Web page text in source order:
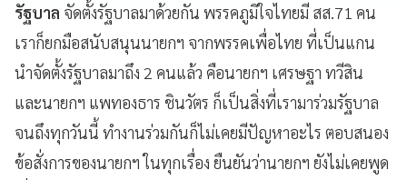
รัฐบาล จัดตั้งรัฐบาลมาด้วยกัน พรรคภูมิใจไทยมี สส.71 คน
เราก็ยกมือสนับสนุนนายกฯ จากพรรคเพื่อไทย ที่เป็นแกน
นำจัดตั้งรัฐบาลมาถึง 2 คนแล้ว คือนายกฯ เศรษฐา ทวีสิน
และนายกฯ แพทองธาร ชินวัตร ก็เป็นสิ่งที่เรามาร่วมรัฐบาล
จนถึงทุกวันนี้ ทำงานร่วมกันก็ไม่เคยมีปัญหาอะไร ตอบสนอง
ข้อสั่งการของนายกฯ ในทุกเรื่อง ยืนยันว่านายกฯ ยังไม่เคยพูด